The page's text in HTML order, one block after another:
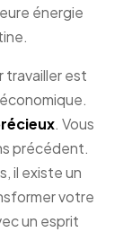
énergie
travailler est
. Vous
précédent.
il existe un
votre
un esprit